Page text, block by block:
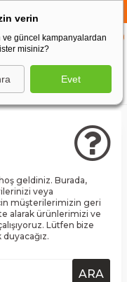
geldiniz. Burada,
veya
müşterilerimizin geri
alarak ürünlerimizi ve
Lütfen bize
ARA
verin
ve güncel kampanyalardan
misiniz?
Evet